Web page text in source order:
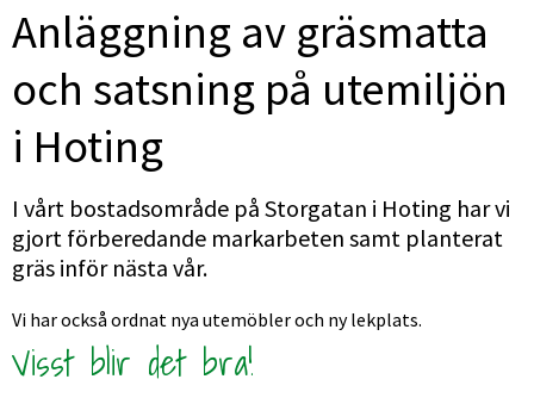
Anläggning av gräsmatta
och satsning på utemiljön
i Hoting
I vårt bostadsområde på Storgatan i Hoting har vi
gjort förberedande markarbeten samt planterat
gräs inför nästa vår.
Vi har också ordnat nya utemöbler och ny lekplats.
Visst blir det bra!